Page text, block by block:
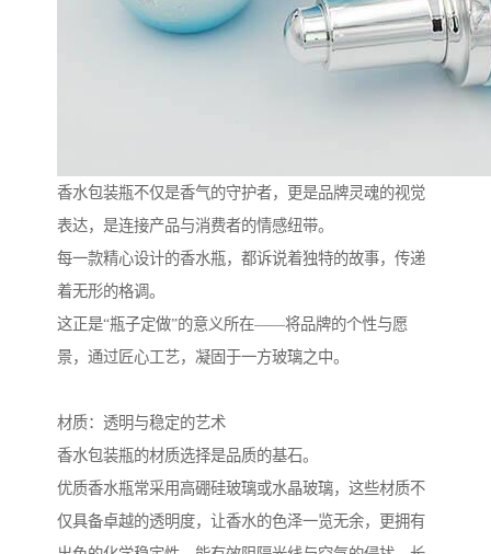
香水包装瓶不仅是香气的守护者，更是品牌灵魂的视觉
表达，是连接产品与消费者的情感纽带。
每一款精心设计的香水瓶，都诉说着独特的故事，传递
着无形的格调。
这正是“瓶子定做”的意义所在——将品牌的个性与愿
景，通过匠心工艺，凝固于一方玻璃之中。
材质：透明与稳定的艺术
香水包装瓶的材质选择是品质的基石。
优质香水瓶常采用高硼硅玻璃或水晶玻璃，这些材质不
仅具备卓越的透明度，让香水的色泽一览无余，更拥有